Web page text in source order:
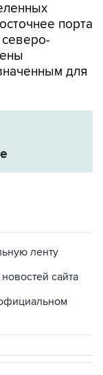
порта
для
ленту
сайта